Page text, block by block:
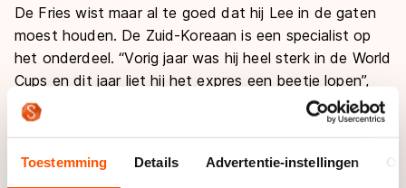
Toestemming Details Advertentie-instellingen
De Fries wist maar al te goed dat hij Lee in de gaten
moest houden. De Zuid-Koreaan is een specialist op
het onderdeel. “Vorig jaar was hij heel sterk in de World
Cups en dit jaar liet hij het expres een beetje lopen”,
zei Stroetinga. Dat was tactiek. “Ik wist dat hij alles
hierop zou zetten.”
Na het goud van vorig jaar is het zilver voor de Fries,